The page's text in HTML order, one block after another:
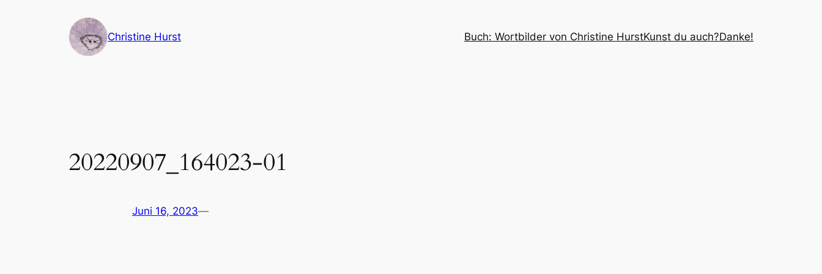
Christine Hurst Buch: Wortbilder von Christine HurstKunst du auch?Danke!
20220907_164023-01
Juni 16, 2023—